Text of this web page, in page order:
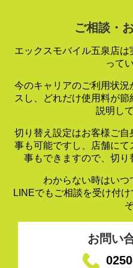
ご相談・
エックスモバイル五泉店
って
今のキャリアのご利用状況
スし、
どれだけ使用料が
説明し
切り替え設定はお客様ご自
事も可能ですし、
店舗にて
事もできますので、 切り
わからない時はいつ
LINEでもご相談を受け付
お問い